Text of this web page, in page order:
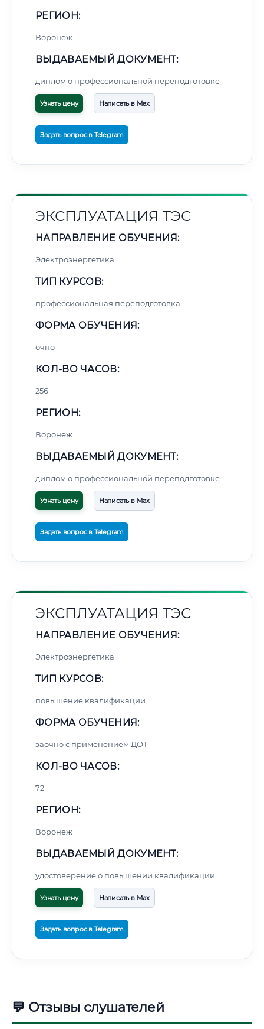
РЕГИОН:
Воронеж
ВЫДАВАЕМЫЙ ДОКУМЕНТ:
диплом о профессиональной переподготовке
Узнать цену Написать в Max
Задать вопрос в Telegram
ЭКСПЛУАТАЦИЯ ТЭС
НАПРАВЛЕНИЕ ОБУЧЕНИЯ:
Электроэнергетика
ТИП КУРСОВ:
профессиональная переподготовка
ФОРМА ОБУЧЕНИЯ:
очно
КОЛ-ВО ЧАСОВ:
256
РЕГИОН:
Воронеж
ВЫДАВАЕМЫЙ ДОКУМЕНТ:
диплом о профессиональной переподготовке
Узнать цену Написать в Max
Задать вопрос в Telegram
ЭКСПЛУАТАЦИЯ ТЭС
НАПРАВЛЕНИЕ ОБУЧЕНИЯ:
Электроэнергетика
ТИП КУРСОВ:
повышение квалификации
ФОРМА ОБУЧЕНИЯ:
заочно с применением ДОТ
КОЛ-ВО ЧАСОВ:
72
РЕГИОН:
Воронеж
ВЫДАВАЕМЫЙ ДОКУМЕНТ:
удостоверение о повышении квалификации
Узнать цену Написать в Max
Задать вопрос в Telegram
💬 Отзывы слушателей